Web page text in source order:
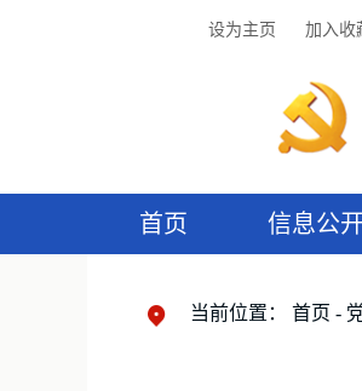
设为主页 加入收
首页 信息公开
当前位置： 首页